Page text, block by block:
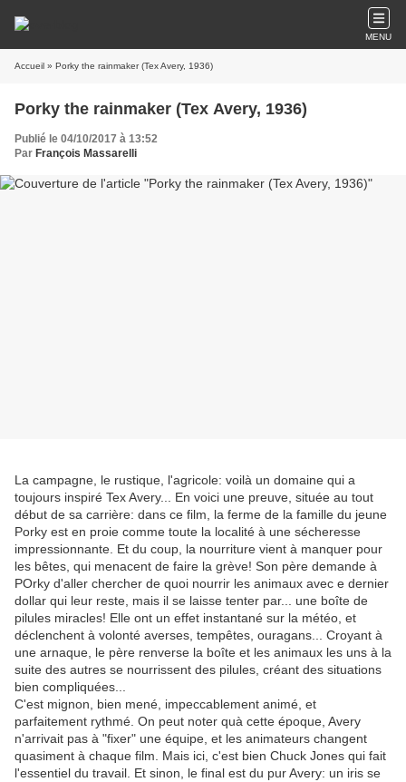
MENU
Accueil » Porky the rainmaker (Tex Avery, 1936)
Porky the rainmaker (Tex Avery, 1936)
Publié le 04/10/2017 à 13:52
Par François Massarelli
La campagne, le rustique, l'agricole: voilà un domaine qui a
toujours inspiré Tex Avery... En voici une preuve, située au tout
début de sa carrière: dans ce film, la ferme de la famille du jeune
Porky est en proie comme toute la localité à une sécheresse
impressionnante. Et du coup, la nourriture vient à manquer pour
les bêtes, qui menacent de faire la grève! Son père demande à
POrky d'aller chercher de quoi nourrir les animaux avec e dernier
dollar qui leur reste, mais il se laisse tenter par... une boîte de
pilules miracles! Elle ont un effet instantané sur la météo, et
déclenchent à volonté averses, tempêtes, ouragans... Croyant à
une arnaque, le père renverse la boîte et les animaux les uns à la
suite des autres se nourrissent des pilules, créant des situations
bien compliquées...
C'est mignon, bien mené, impeccablement animé, et
parfaitement rythmé. On peut noter quà cette époque, Avery
n'arrivait pas à "fixer" une équipe, et les animateurs changent
quasiment à chaque film. Mais ici, c'est bien Chuck Jones qui fait
l'essentiel du travail. Et sinon, le final est du pur Avery: un iris se